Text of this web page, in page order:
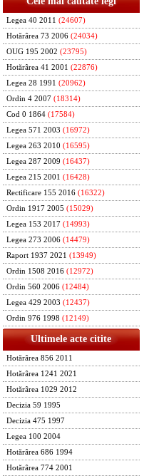
Legea 40 2011 (24607)
Hotărârea 73 2006 (24034)
OUG 195 2002 (23795)
Hotărârea 41 2001 (22876)
Legea 28 1991 (20962)
Ordin 4 2007 (18314)
Cod 0 1864 (17584)
Legea 571 2003 (16972)
Legea 263 2010 (16595)
Legea 287 2009 (16437)
Legea 215 2001 (16428)
Rectificare 155 2016 (16322)
Ordin 1917 2005 (15029)
Legea 153 2017 (14993)
Legea 273 2006 (14479)
Raport 1937 2021 (13949)
Ordin 1508 2016 (12972)
Ordin 560 2006 (12484)
Legea 429 2003 (12437)
Ordin 976 1998 (12149)
Ultimele acte citite
Hotărârea 856 2011
Hotărârea 1241 2021
Hotărârea 1029 2012
Decizia 59 1995
Decizia 475 1997
Legea 100 2004
Hotărârea 686 1994
Hotărârea 774 2001